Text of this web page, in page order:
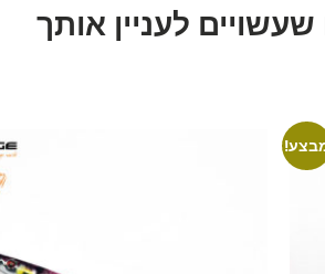
לעניין אותך